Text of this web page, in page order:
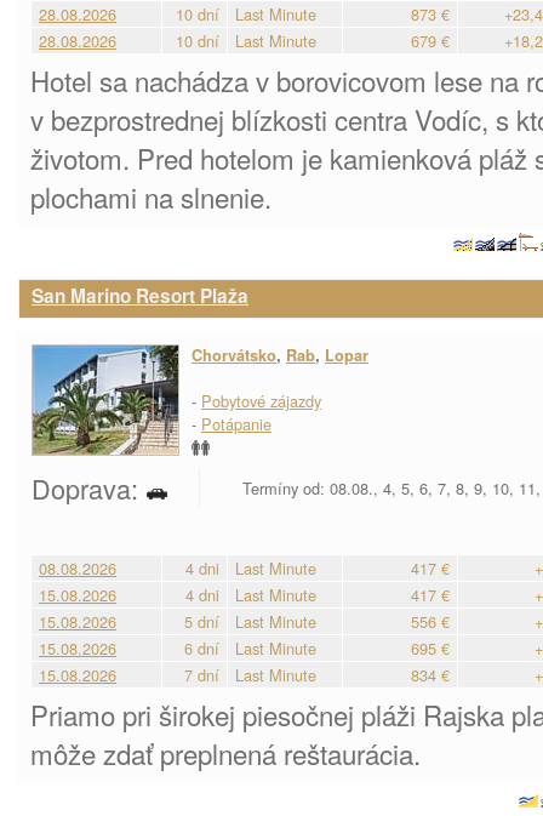
28.08.2026
10 dní Last Minute 873 €
28.08.2026
10 dní Last Minute 679 €
Hotel sa nachádza v borovicovom lese na
v bezprostrednej blízkosti centra Vodíc, s
životom. Pred hotelom je kamienková pláž
plochami na slnenie.
San Marino Resort Plaža
Chorvátsko, Rab, Lopar
- Pobytové zájazdy
- Potápanie
Doprava: Termíny od: 08.08., 4, 5, 6, 7, 8, 9, 10,
08.08.2026 4 dni Last Minute 417 €
15.08.2026
4 dni Last Minute 417 €
15.08.2026
5 dní Last Minute 556 €
15.08.2026
6 dní Last Minute 695 €
15.08.2026
7 dní Last Minute 834 €
Priamo pri širokej piesočnej pláži Rajska
môže zdať preplnená reštaurácia.